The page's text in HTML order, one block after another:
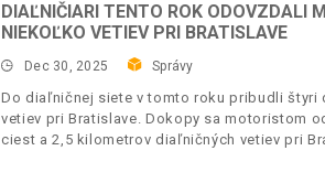
DIAĽNIČIARI TENTO ROK ODOVZDALI
NIEKOĽKO VETIEV PRI BRATISLAVE
Dec 30, 2025 Správy
Do diaľničnej siete v tomto roku pribudli
vetiev pri Bratislave. Dokopy sa motoristom
ciest a 2,5 kilometrov diaľničných vetiev pri